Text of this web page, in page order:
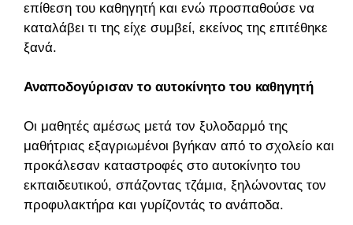
επίθεση του καθηγητή και ενώ προσπαθούσε να
καταλάβει τι της είχε συμβεί, εκείνος της επιτέθηκε
ξανά.
Αναποδογύρισαν το αυτοκίνητο του καθηγητή
Oι μαθητές αμέσως μετά τον ξυλοδαρμό της
μαθήτριας εξαγριωμένοι βγήκαν από το σχολείο και
προκάλεσαν καταστροφές στο αυτοκίνητο του
εκπαιδευτικού, σπάζοντας τζάμια, ξηλώνοντας τον
προφυλακτήρα και γυρίζοντάς το ανάποδα.